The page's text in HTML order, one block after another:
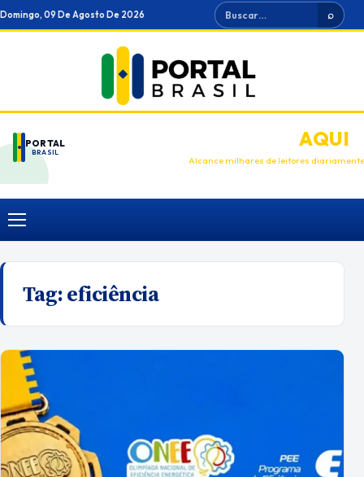
Ir
para
Domingo, 09 De Agosto De 2026 Buscar ⌕
PORTAL
BRASIL
ANUNCIEAQUI
Alcance milhares de leitores diariamente
Menu
Tag:eficiência